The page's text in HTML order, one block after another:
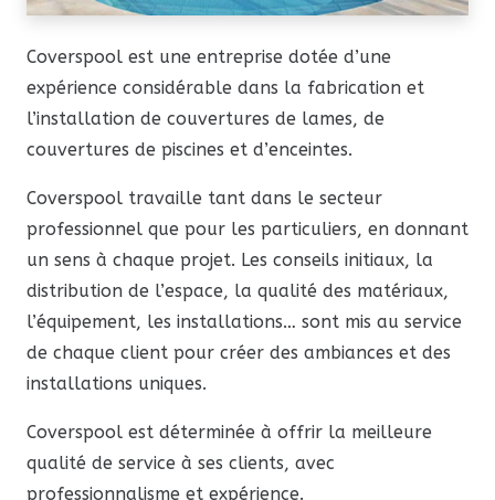
Coverspool est une entreprise dotée d’une
expérience considérable dans la fabrication et
l’installation de couvertures de lames, de
couvertures de piscines et d’enceintes.
Coverspool travaille tant dans le secteur
professionnel que pour les particuliers, en donnant
un sens à chaque projet. Les conseils initiaux, la
distribution de l’espace, la qualité des matériaux,
l’équipement, les installations… sont mis au service
de chaque client pour créer des ambiances et des
installations uniques.
Coverspool est déterminée à offrir la meilleure
qualité de service à ses clients, avec
professionnalisme et expérience.